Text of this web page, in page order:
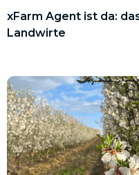
xFarm Agent ist da:
Landwirte